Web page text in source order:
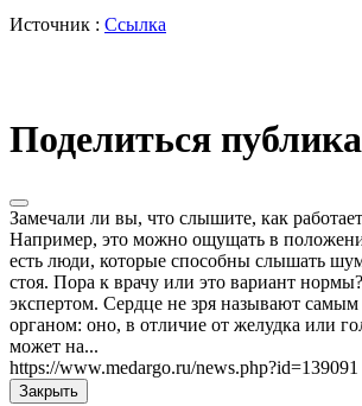
Источник : Ссылка
Поделиться
Замечали ли вы, что слышите, как
Например, это можно ощущать в
есть люди, которые способны слышать
стоя. Пора к врачу или это вариант
экспертом. Сердце не зря называют
органом: оно, в отличие от желудка или
может на...
https://www.medargo.ru/news.php?id=139091
Закрыть